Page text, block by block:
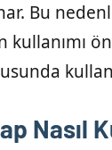
Bu
kullanımı
Nasıl